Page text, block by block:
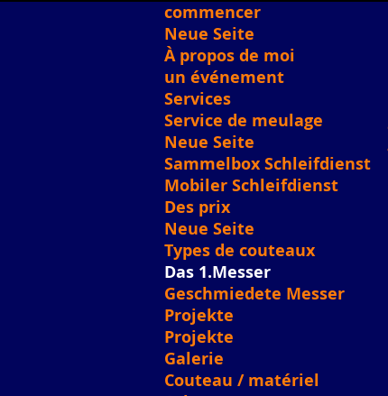
commencer
Neue Seite
À propos de moi
un événement
Services
Service de meulage
Neue Seite
Sammelbox Schleifdienst
Mobiler Schleifdienst
Des prix
Neue Seite
Types de couteaux
Das 1.Messer
Geschmiedete Messer
Projekte
Projekte
Galerie
Couteau / matériel